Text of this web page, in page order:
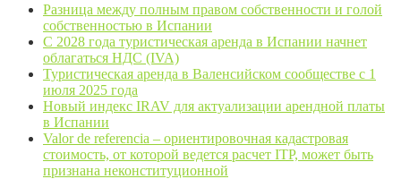
Разница между полным правом собственности и голой
собственностью в Испании
С 2028 года туристическая аренда в Испании начнет
облагаться НДС (IVA)
Туристическая аренда в Валенсийском сообществе с 1
июля 2025 года
Новый индекс IRAV для актуализации арендной платы
в Испании
Valor de referencia – ориентировочная кадастровая
стоимость, от которой ведется расчет ITP, может быть
признана неконституционной